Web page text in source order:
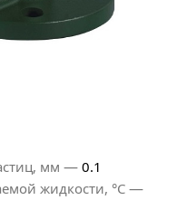
мм — 0.1
жидкости, °C —